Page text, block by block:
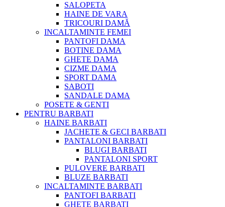
SALOPETA
HAINE DE VARA
TRICOURI DAMĂ
INCALTAMINTE FEMEI
PANTOFI DAMA
BOTINE DAMA
GHETE DAMA
CIZME DAMA
SPORT DAMA
SABOTI
SANDALE DAMA
POSETE & GENTI
PENTRU BARBATI
HAINE BARBATI
JACHETE & GECI BARBATI
PANTALONI BARBATI
BLUGI BARBATI
PANTALONI SPORT
PULOVERE BARBATI
BLUZE BARBATI
INCALTAMINTE BARBATI
PANTOFI BARBATI
GHETE BARBATI